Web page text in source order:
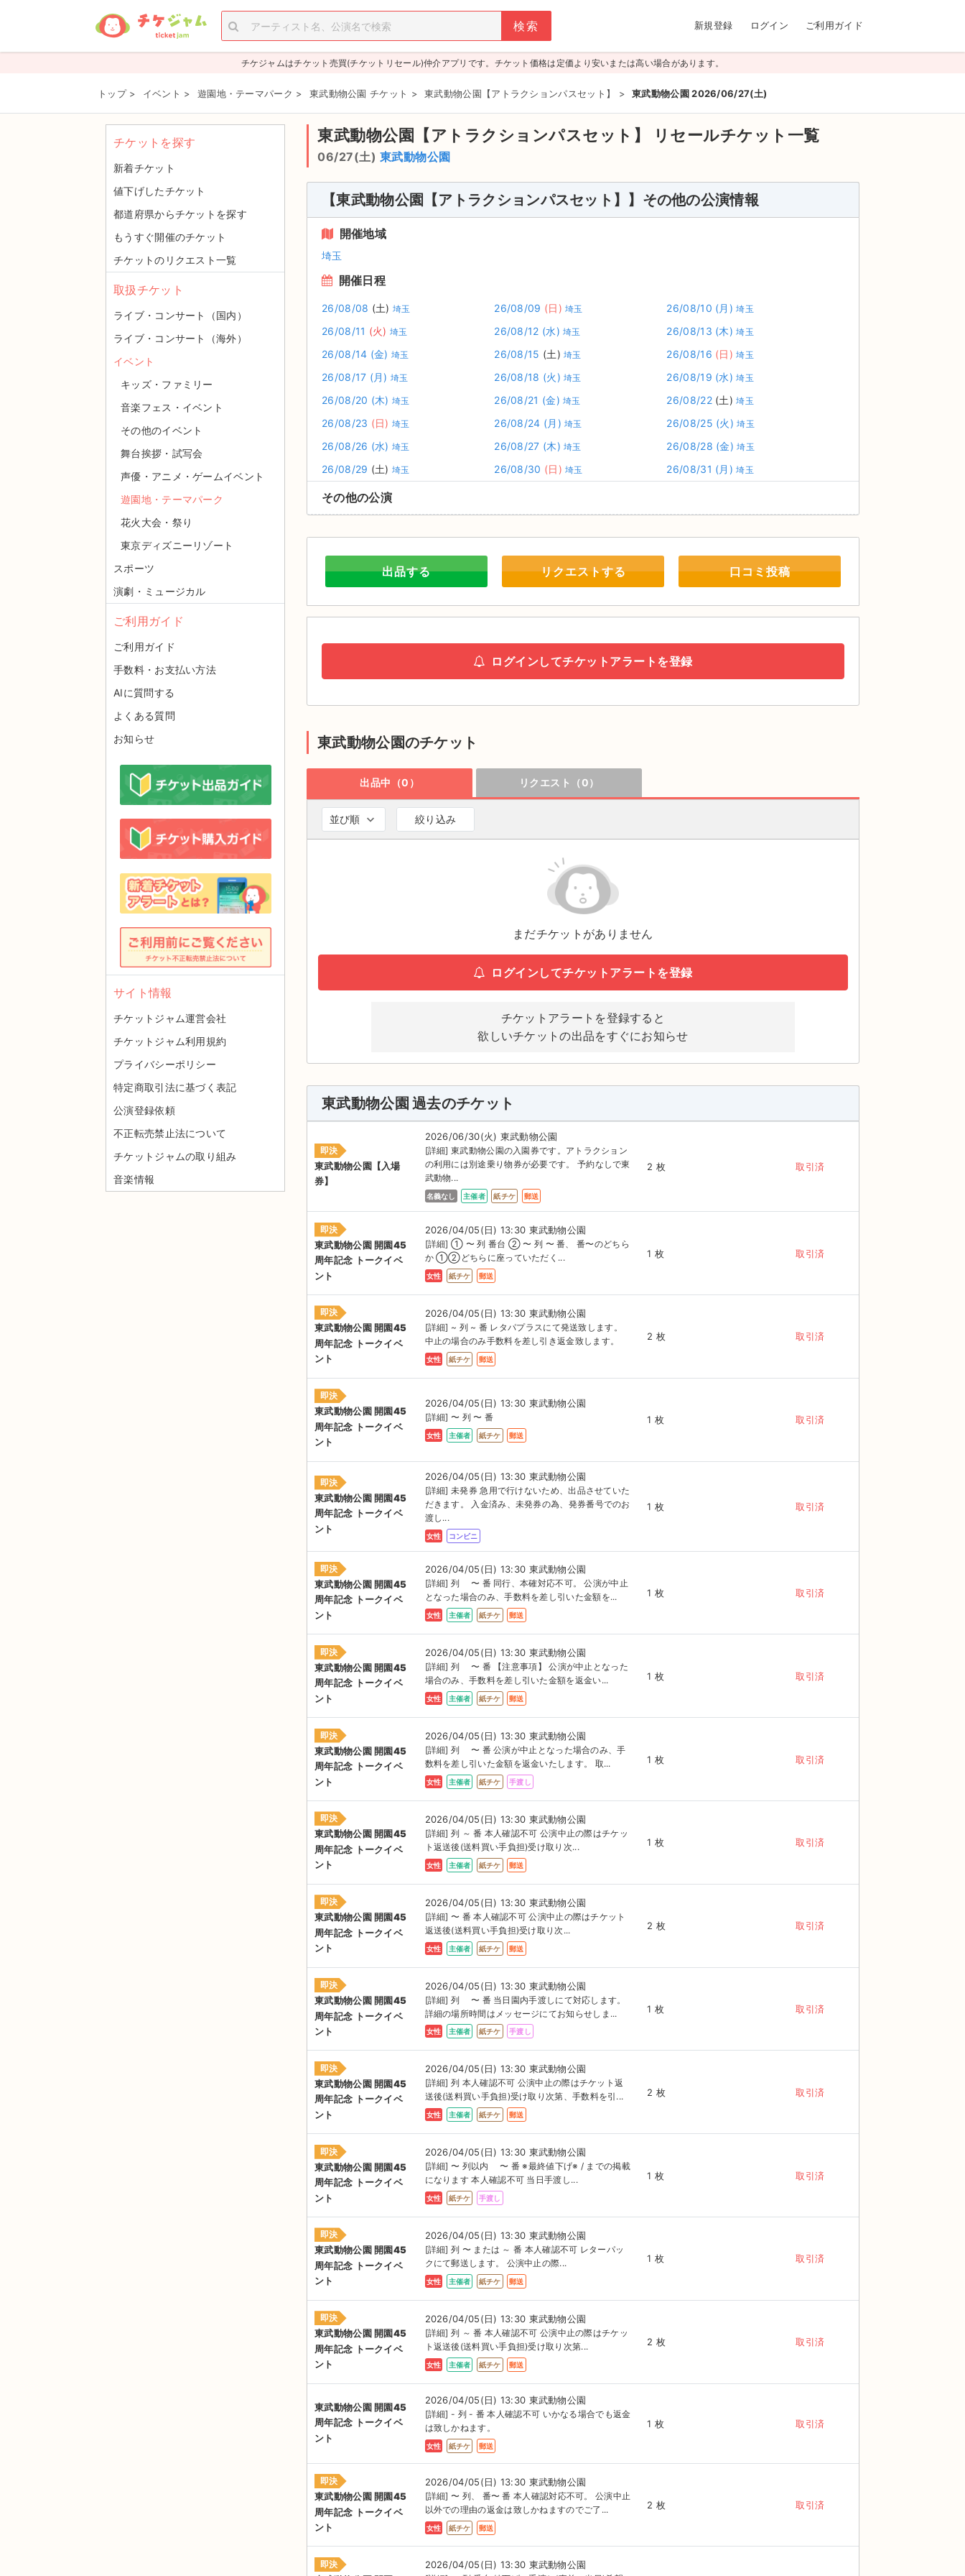
新規登録 ログイン ご利用ガイド
チケジャムはチケット売買(チケットリセール)仲介アプリです。チケット価格は定価より安いまたは高い場合があります。
トップ > イベント > 遊園地・テーマパーク > 東武動物公園 チケット > 東武動物公園【アトラクションパスセット】 > 東武動物公園 2026/06/27(土)
東武動物公園【アトラクションパスセット】 リセールチケット一覧
06/27(土) 東武動物公園
【東武動物公園【アトラクションパスセット】】その他の公演情報
開催地域
埼玉
開催日程
26/08/08 (土) 埼玉 26/08/09 (日) 埼玉 26/08/10 (月) 埼玉
26/08/11 (火) 埼玉 26/08/12 (水) 埼玉 26/08/13 (木) 埼玉
26/08/14 (金) 埼玉 26/08/15 (土) 埼玉 26/08/16 (日) 埼玉
26/08/17 (月) 埼玉 26/08/18 (火) 埼玉 26/08/19 (水) 埼玉
26/08/20 (木) 埼玉 26/08/21 (金) 埼玉 26/08/22 (土) 埼玉
26/08/23 (日) 埼玉 26/08/24 (月) 埼玉 26/08/25 (火) 埼玉
26/08/26 (水) 埼玉 26/08/27 (木) 埼玉 26/08/28 (金) 埼玉
26/08/29 (土) 埼玉 26/08/30 (日) 埼玉 26/08/31 (月) 埼玉
その他の公演
出品する リクエストする 口コミ投稿
ログインしてチケットアラートを登録
東武動物公園のチケット
出品中（0） リクエスト（0）
並び順 絞り込み
まだチケットがありません
ログインしてチケットアラートを登録
チケットアラートを登録すると
欲しいチケットの出品をすぐにお知らせ
東武動物公園 過去のチケット
即決
東武動物公園【入場
券】
2026/06/30(火) 東武動物公園
[詳細] 東武動物公園の入園券です。アトラクション
の利用には別途乗り物券が必要です。 予約なしで東
武動物...
名義なし 主催者 紙チケ 郵送
2 枚 取引済
即決
東武動物公園 開園45
周年記念 トークイベ
ント
2026/04/05(日) 13:30 東武動物公園
[詳細] ① 〜 列 番台 ② 〜 列 〜 番、 番〜のどちら
か ①②どちらに座っていただく...
女性 紙チケ 郵送
1 枚 取引済
即決
東武動物公園 開園45
周年記念 トークイベ
ント
2026/04/05(日) 13:30 東武動物公園
[詳細] ~ 列 ~ 番 レタパプラスにて発送致します。
中止の場合のみ手数料を差し引き返金致します。
女性 紙チケ 郵送
2 枚 取引済
即決
東武動物公園 開園45
周年記念 トークイベ
ント
2026/04/05(日) 13:30 東武動物公園
[詳細] 〜 列 〜 番
女性 主催者 紙チケ 郵送
1 枚 取引済
即決
東武動物公園 開園45
周年記念 トークイベ
ント
2026/04/05(日) 13:30 東武動物公園
[詳細] 未発券 急用で行けないため、出品させていた
だきます。 入金済み、未発券の為、発券番号でのお
渡し...
女性 コンビニ
1 枚 取引済
即決
東武動物公園 開園45
周年記念 トークイベ
ント
2026/04/05(日) 13:30 東武動物公園
[詳細] 列 〜 番 同行、本確対応不可。 公演が中止
となった場合のみ、手数料を差し引いた金額を...
女性 主催者 紙チケ 郵送
1 枚 取引済
即決
東武動物公園 開園45
周年記念 トークイベ
ント
2026/04/05(日) 13:30 東武動物公園
[詳細] 列 〜 番 【注意事項】 公演が中止となった
場合のみ、手数料を差し引いた金額を返金い...
女性 主催者 紙チケ 郵送
1 枚 取引済
即決
東武動物公園 開園45
周年記念 トークイベ
ント
2026/04/05(日) 13:30 東武動物公園
[詳細] 列 〜 番 公演が中止となった場合のみ、手
数料を差し引いた金額を返金いたします。 取...
女性 主催者 紙チケ 手渡し
1 枚 取引済
即決
東武動物公園 開園45
周年記念 トークイベ
ント
2026/04/05(日) 13:30 東武動物公園
[詳細] 列 ～ 番 本人確認不可 公演中止の際はチケッ
ト返送後(送料買い手負担)受け取り次...
女性 主催者 紙チケ 郵送
1 枚 取引済
即決
東武動物公園 開園45
周年記念 トークイベ
ント
2026/04/05(日) 13:30 東武動物公園
[詳細] 〜 番 本人確認不可 公演中止の際はチケット
返送後(送料買い手負担)受け取り次...
女性 主催者 紙チケ 郵送
2 枚 取引済
即決
東武動物公園 開園45
周年記念 トークイベ
ント
2026/04/05(日) 13:30 東武動物公園
[詳細] 列 〜 番 当日園内手渡しにて対応します。
詳細の場所時間はメッセージにてお知らせしま...
女性 主催者 紙チケ 手渡し
1 枚 取引済
即決
東武動物公園 開園45
周年記念 トークイベ
ント
2026/04/05(日) 13:30 東武動物公園
[詳細] 列 本人確認不可 公演中止の際はチケット返
送後(送料買い手負担)受け取り次第、手数料を引...
女性 主催者 紙チケ 郵送
2 枚 取引済
即決
東武動物公園 開園45
周年記念 トークイベ
ント
2026/04/05(日) 13:30 東武動物公園
[詳細] 〜 列以内 〜 番 ※最終値下げ※ / までの掲載
になります 本人確認不可 当日手渡し...
女性 紙チケ 手渡し
1 枚 取引済
即決
東武動物公園 開園45
周年記念 トークイベ
ント
2026/04/05(日) 13:30 東武動物公園
[詳細] 列 〜 または ～ 番 本人確認不可 レターパッ
クにて郵送します。 公演中止の際...
女性 主催者 紙チケ 郵送
1 枚 取引済
即決
東武動物公園 開園45
周年記念 トークイベ
ント
2026/04/05(日) 13:30 東武動物公園
[詳細] 列 ～ 番 本人確認不可 公演中止の際はチケッ
ト返送後(送料買い手負担)受け取り次第...
女性 主催者 紙チケ 郵送
2 枚 取引済
東武動物公園 開園45
周年記念 トークイベ
ント
2026/04/05(日) 13:30 東武動物公園
[詳細] - 列 - 番 本人確認不可 いかなる場合でも返金
は致しかねます。
女性 紙チケ 郵送
1 枚 取引済
即決
東武動物公園 開園45
周年記念 トークイベ
ント
2026/04/05(日) 13:30 東武動物公園
[詳細] 〜 列、 番〜 番 本人確認対応不可。 公演中止
以外での理由の返金は致しかねますのでご了...
女性 紙チケ 郵送
2 枚 取引済
即決 2026/04/05(日) 13:30 東武動物公園
チケットを探す
新着チケット
値下げしたチケット
都道府県からチケットを探す
もうすぐ開催のチケット
チケットのリクエスト一覧
取扱チケット
ライブ・コンサート（国内）
ライブ・コンサート（海外）
イベント
キッズ・ファミリー
音楽フェス・イベント
その他のイベント
舞台挨拶・試写会
声優・アニメ・ゲームイベント
遊園地・テーマパーク
花火大会・祭り
東京ディズニーリゾート
スポーツ
演劇・ミュージカル
ご利用ガイド
ご利用ガイド
手数料・お支払い方法
AIに質問する
よくある質問
お知らせ
サイト情報
チケットジャム運営会社
チケットジャム利用規約
プライバシーポリシー
特定商取引法に基づく表記
公演登録依頼
不正転売禁止法について
チケットジャムの取り組み
音楽情報